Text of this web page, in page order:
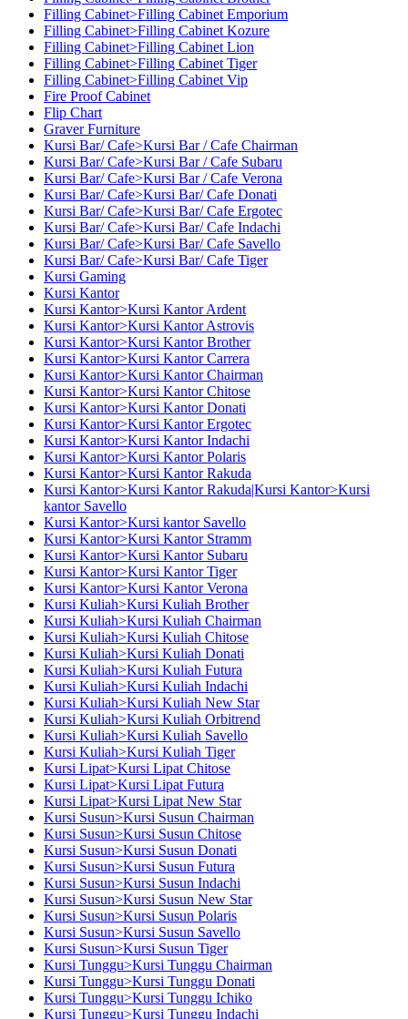
Filling Cabinet>Filling Cabinet Emporium
Filling Cabinet>Filling Cabinet Kozure
Filling Cabinet>Filling Cabinet Lion
Filling Cabinet>Filling Cabinet Tiger
Filling Cabinet>Filling Cabinet Vip
Fire Proof Cabinet
Flip Chart
Graver Furniture
Kursi Bar/ Cafe>Kursi Bar / Cafe Chairman
Kursi Bar/ Cafe>Kursi Bar / Cafe Subaru
Kursi Bar/ Cafe>Kursi Bar / Cafe Verona
Kursi Bar/ Cafe>Kursi Bar/ Cafe Donati
Kursi Bar/ Cafe>Kursi Bar/ Cafe Ergotec
Kursi Bar/ Cafe>Kursi Bar/ Cafe Indachi
Kursi Bar/ Cafe>Kursi Bar/ Cafe Savello
Kursi Bar/ Cafe>Kursi Bar/ Cafe Tiger
Kursi Gaming
Kursi Kantor
Kursi Kantor>Kursi Kantor Ardent
Kursi Kantor>Kursi Kantor Astrovis
Kursi Kantor>Kursi Kantor Brother
Kursi Kantor>Kursi Kantor Carrera
Kursi Kantor>Kursi Kantor Chairman
Kursi Kantor>Kursi Kantor Chitose
Kursi Kantor>Kursi Kantor Donati
Kursi Kantor>Kursi Kantor Ergotec
Kursi Kantor>Kursi Kantor Indachi
Kursi Kantor>Kursi Kantor Polaris
Kursi Kantor>Kursi Kantor Rakuda
Kursi Kantor>Kursi Kantor Rakuda|Kursi Kantor>Kursi
kantor Savello
Kursi Kantor>Kursi kantor Savello
Kursi Kantor>Kursi Kantor Stramm
Kursi Kantor>Kursi Kantor Subaru
Kursi Kantor>Kursi Kantor Tiger
Kursi Kantor>Kursi Kantor Verona
Kursi Kuliah>Kursi Kuliah Brother
Kursi Kuliah>Kursi Kuliah Chairman
Kursi Kuliah>Kursi Kuliah Chitose
Kursi Kuliah>Kursi Kuliah Donati
Kursi Kuliah>Kursi Kuliah Futura
Kursi Kuliah>Kursi Kuliah Indachi
Kursi Kuliah>Kursi Kuliah New Star
Kursi Kuliah>Kursi Kuliah Orbitrend
Kursi Kuliah>Kursi Kuliah Savello
Kursi Kuliah>Kursi Kuliah Tiger
Kursi Lipat>Kursi Lipat Chitose
Kursi Lipat>Kursi Lipat Futura
Kursi Lipat>Kursi Lipat New Star
Kursi Susun>Kursi Susun Chairman
Kursi Susun>Kursi Susun Chitose
Kursi Susun>Kursi Susun Donati
Kursi Susun>Kursi Susun Futura
Kursi Susun>Kursi Susun Indachi
Kursi Susun>Kursi Susun New Star
Kursi Susun>Kursi Susun Polaris
Kursi Susun>Kursi Susun Savello
Kursi Susun>Kursi Susun Tiger
Kursi Tunggu>Kursi Tunggu Chairman
Kursi Tunggu>Kursi Tunggu Donati
Kursi Tunggu>Kursi Tunggu Ichiko
Kursi Tunggu>Kursi Tunggu Indachi